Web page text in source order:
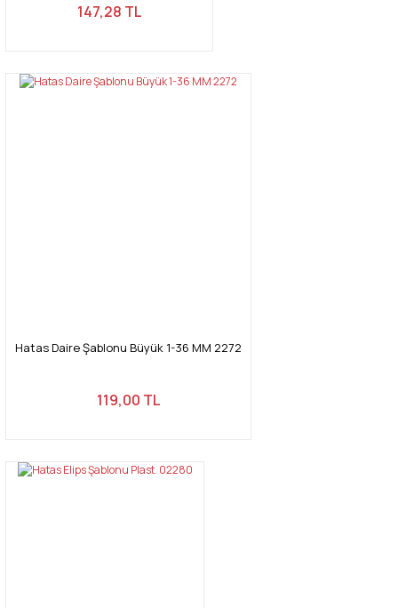
147,28 TL
Hatas Daire Şablonu Büyük 1-36 MM 2272
119,00 TL